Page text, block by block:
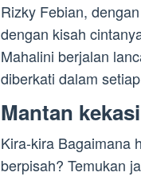
Rizky Febian,
dengan kisah
Mahalini berjalan
diberkati dalam
Mantan
Kira-kira Bagaimana
berpisah? Temukan